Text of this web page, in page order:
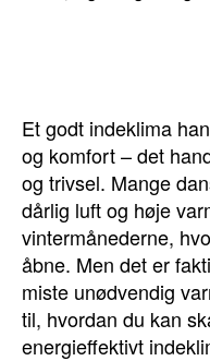
Et godt indeklima
og komfort – det
og trivsel. Mange
dårlig luft og høje
vintermånederne,
åbne. Men det er
miste unødvendig
til, hvordan du kan
energieffektivt